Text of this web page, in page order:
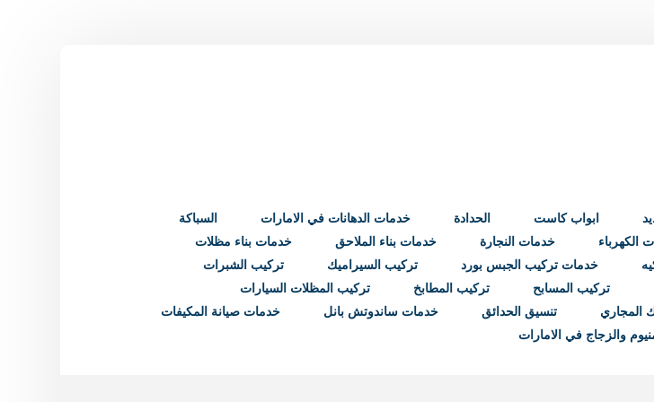
ابواب كاست الحدادة خدمات الدهانات في الامارات
السباكة
الكهرباء خدمات النجارة خدمات بناء الملاحق
خدمات بناء مظلات
خدمات تركيب الجبس بورد تركيب السيراميك
تركيب الشبرات
تركيب المسابح تركيب المطابخ
تركيب المظلات السيارات
المجاري تنسيق الحدائق خدمات ساندوتش بانل
خدمات صيانة المكيفات
والزجاج في الامارات